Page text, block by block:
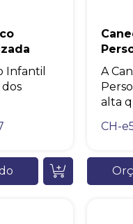
Infantil
A
alta
CH-
Brindes